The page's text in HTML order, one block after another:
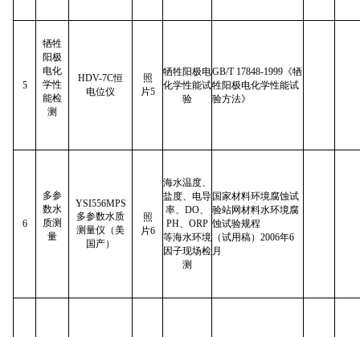
5
牺牲
阳极
电化
学性
能检
测
HDV-7C恒
电位仪
照
片5
牺牲阳极电
化学性能试
验
GB/T 17848-1999《牺
牲阳极电化学性能试
验方法》
6
多参
数水
质测
量
YSI556MPS
多参数水质
测量仪（美
国产）
照
片6
海水温度、
盐度、电导
率、DO、
PH、ORP
等海水环境
因子现场检
测
国家材料环境腐蚀试
验站网材料水环境腐
蚀试验规程
（试用稿）2006年6
月